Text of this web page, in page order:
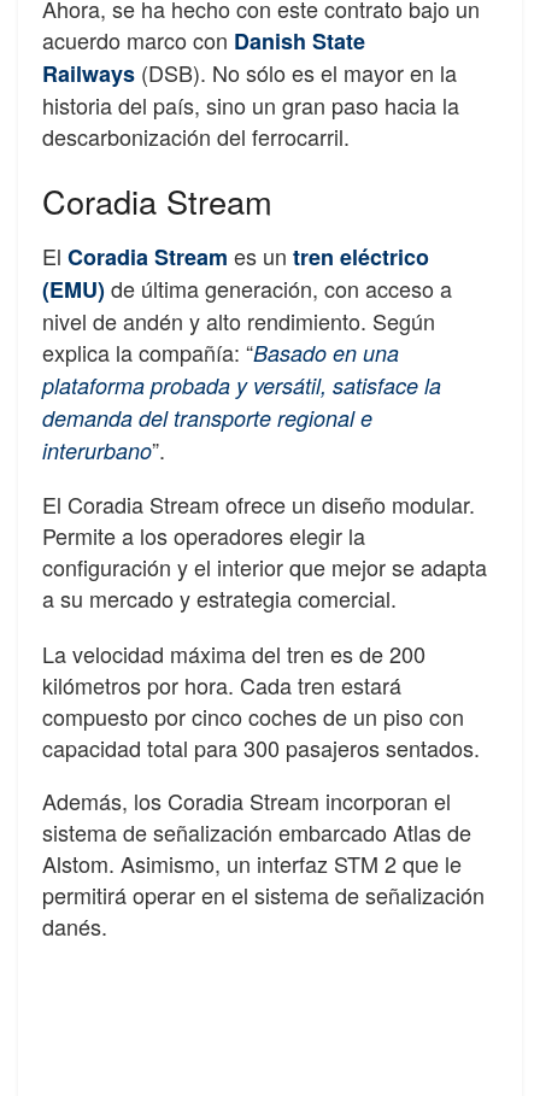
Ahora, se ha hecho con este contrato bajo un
acuerdo marco con Danish State
Railways (DSB). No sólo es el mayor en la
historia del país, sino un gran paso hacia la
descarbonización del ferrocarril.
Coradia Stream
El Coradia Stream es un tren eléctrico
(EMU)de última generación, con acceso a
nivel de andén y alto rendimiento. Según
explica la compañía: “Basado en una
plataforma probada y versátil, satisface la
demanda del transporte regional e
interurbano”.
El Coradia Stream ofrece un diseño modular.
Permite a los operadores elegir la
configuración y el interior que mejor se adapta
a su mercado y estrategia comercial.
La velocidad máxima del tren es de 200
kilómetros por hora. Cada tren estará
compuesto por cinco coches de un piso con
capacidad total para 300 pasajeros sentados.
Además, los Coradia Stream incorporan el
sistema de señalización embarcado Atlas de
Alstom. Asimismo, un interfaz STM 2 que le
permitirá operar en el sistema de señalización
danés.